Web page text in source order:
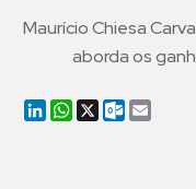
Maurício Chiesa
aborda os
LinkedIn
WhatsApp
X